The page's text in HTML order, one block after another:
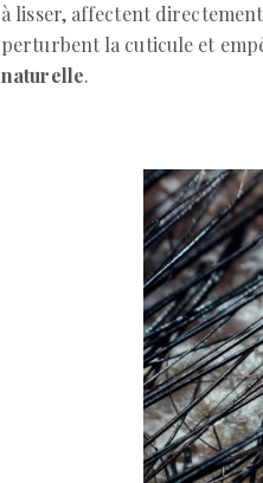
à lisser, affectent
perturbent la cuticule et
naturelle.